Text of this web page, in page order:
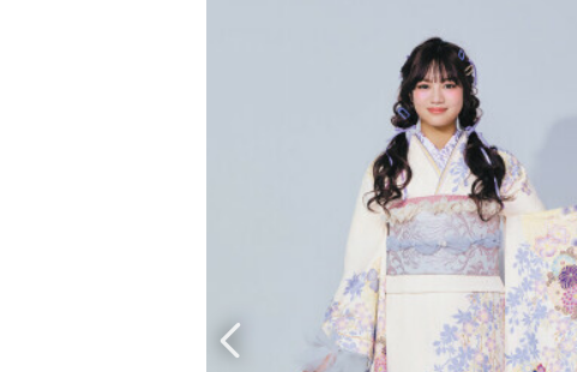
滋賀県(55)
徳島県(23)
愛媛県(51)